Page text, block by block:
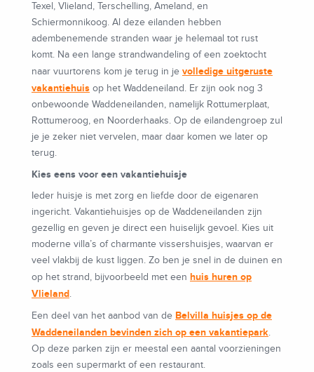
Texel, Vlieland, Terschelling, Ameland, en
Schiermonnikoog. Al deze eilanden hebben
adembenemende stranden waar je helemaal tot rust
komt. Na een lange strandwandeling of een zoektocht
naar vuurtorens kom je terug in je volledige uitgeruste
vakantiehuis op het Waddeneiland. Er zijn ook nog 3
onbewoonde Waddeneilanden, namelijk Rottumerplaat,
Rottumeroog, en Noorderhaaks. Op de eilandengroep zul
je je zeker niet vervelen, maar daar komen we later op
terug.
Kies eens voor een vakantiehuisje
Ieder huisje is met zorg en liefde door de eigenaren
ingericht. Vakantiehuisjes op de Waddeneilanden zijn
gezellig en geven je direct een huiselijk gevoel. Kies uit
moderne villa’s of charmante vissershuisjes, waarvan er
veel vlakbij de kust liggen. Zo ben je snel in de duinen en
op het strand, bijvoorbeeld met een huis huren op
Vlieland.
Een deel van het aanbod van de Belvilla huisjes op de
Waddeneilanden bevinden zich op een vakantiepark.
Op deze parken zijn er meestal een aantal voorzieningen
zoals een supermarkt of een restaurant.